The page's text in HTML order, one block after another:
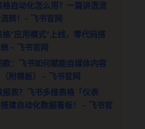
格自动化怎么用？一篇讲透流
转！- 飞书官网
“应用模式”上线，零代码搭
- 飞书官网
款：飞书如何赋能自媒体内容
附模板） - 飞书官网
报表？飞书多维表格「仪表
建自动化数据看板！ - 飞书官